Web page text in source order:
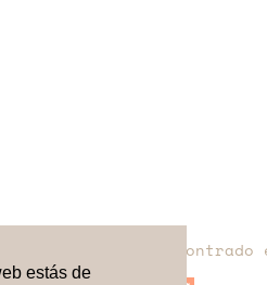
estás de
¿No has